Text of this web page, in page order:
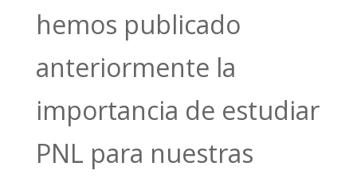
hemos publicado
anteriormente la
importancia de estudiar
PNL para nuestras